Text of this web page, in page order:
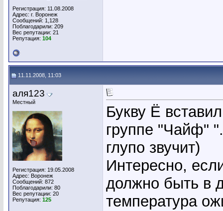
Регистрация: 11.08.2008
Адрес: г. Воронеж
Сообщений: 1,128
Поблагодарили: 209
Вес репутации: 21
Репутация: 104
11.11.2008, 11:03
аля123
Местный
Регистрация: 19.05.2008
Адрес: Воронеж
Сообщений: 872
Поблагодарили: 80
Вес репутации: 20
Репутация: 125
Букву Ё
группе "Чайф"
глупо звучит)
Интересно,
должно быть в
температура